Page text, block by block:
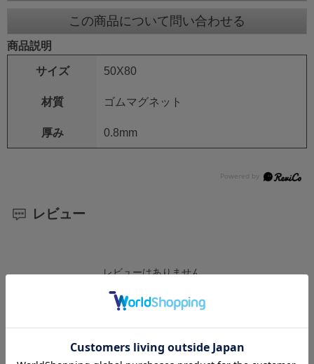
この商品について問い合わせる
商品説明
サイズ 50X80
材質 ゴムマグネット
厚み 0.8mm
レビュー
レビューはありません。
レビューを書く